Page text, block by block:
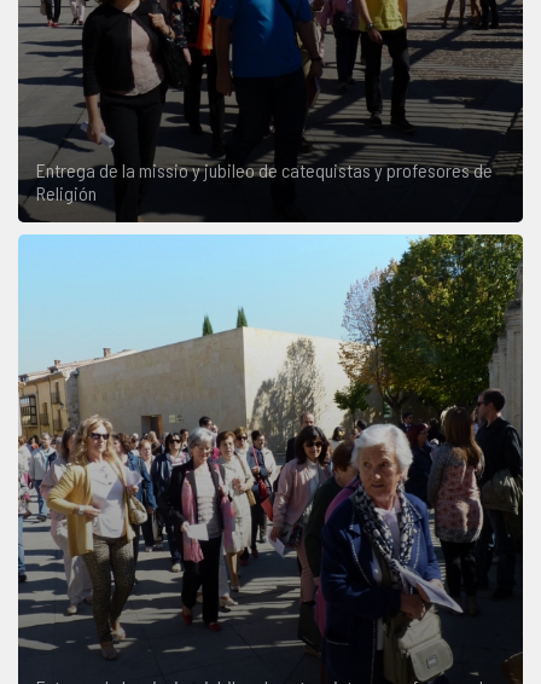
Entrega de la missio y jubileo de catequistas y profesores de
Religión